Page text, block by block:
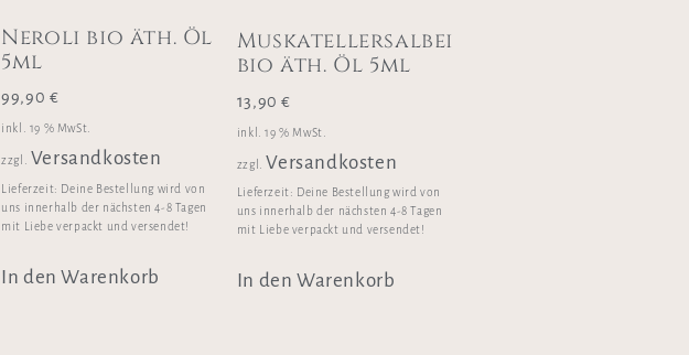
Neroli bio äth. Öl
5ml
99,90 €
inkl. 19 % MwSt.
zzgl. Versandkosten
Lieferzeit: Deine Bestellung wird von
uns innerhalb der nächsten 4-8 Tagen
mit Liebe verpackt und versendet!
In den Warenkorb
Muskatellersalbei
bio äth. Öl 5ml
13,90€
inkl. 19 % MwSt.
zzgl. Versandkosten
Lieferzeit: Deine Bestellung wird von
uns innerhalb der nächsten 4-8 Tagen
mit Liebe verpackt und versendet!
In den Warenkorb